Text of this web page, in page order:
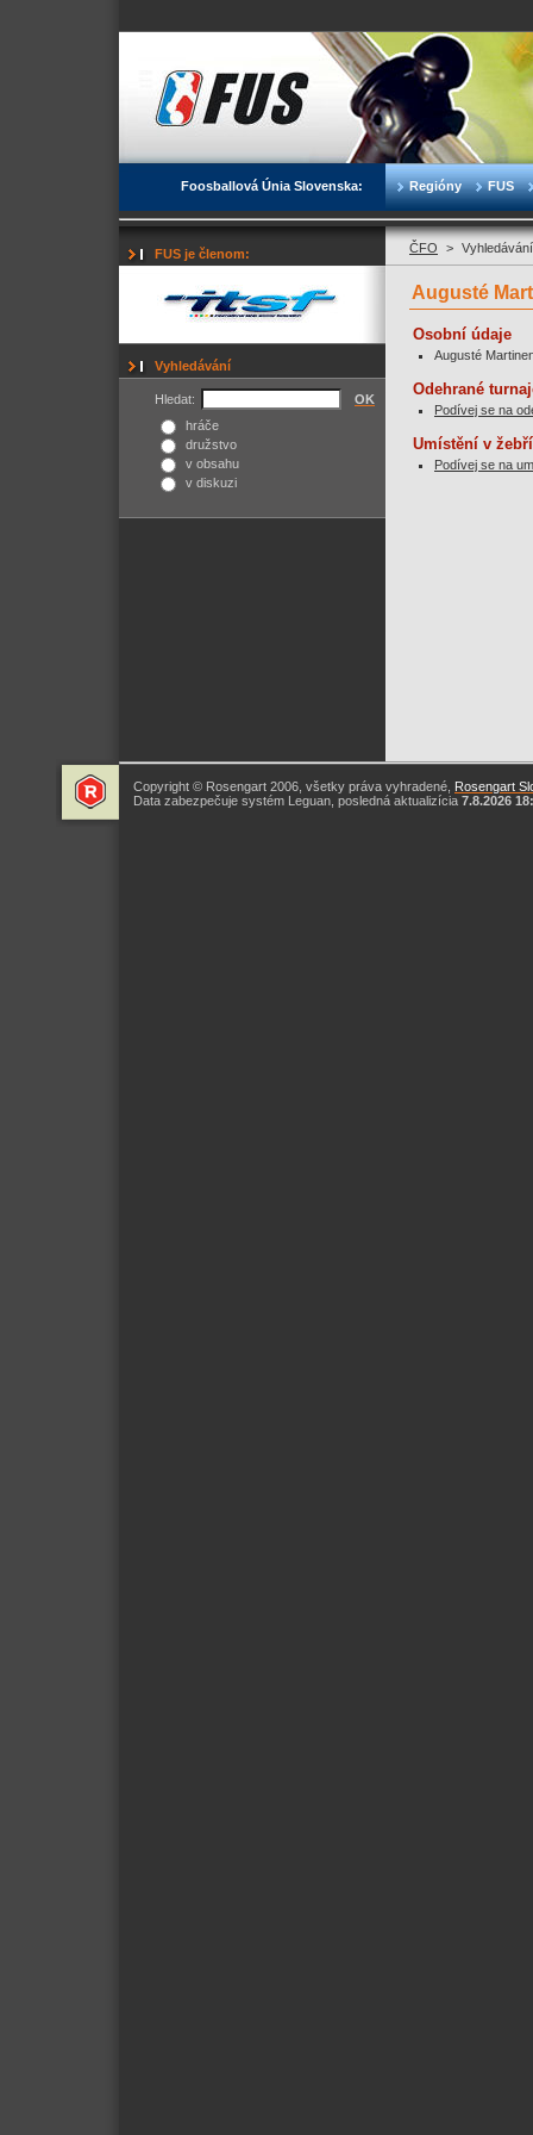
Foosballová Únia Slovenska: Regióny FUS
FUS je členom:
Vyhledávání
Hledat:
OK
hráče
družstvo
v obsahu
v diskuzi
ČFO >
Augusté
Osobní údaje
Augusté
Odehrané
Podívej se na
Umístění v
Podívej se na
Copyright © Rosengart 2006, všetky práva vyhradené, Rosengart
Data zabezpečuje systém Leguan, posledná aktualizícia 7.8.2026